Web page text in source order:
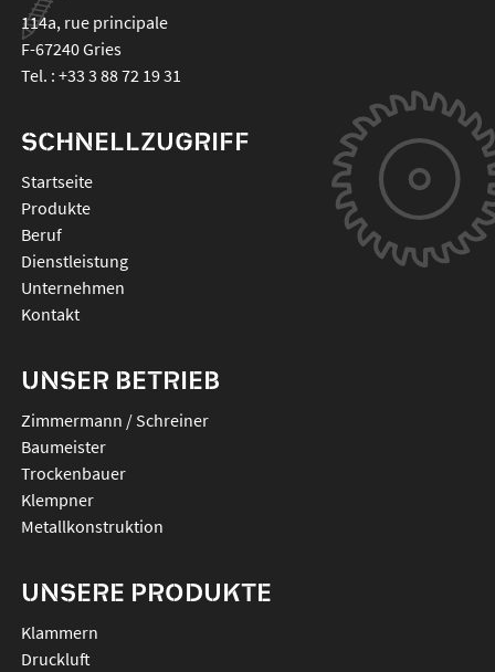
114a, rue principale
F-67240Gries
Tel. : +33 3 88 72 19 31
SCHNELLZUGRIFF
Startseite
Produkte
Beruf
Dienstleistung
Unternehmen
Kontakt
UNSER BETRIEB
Zimmermann / Schreiner
Baumeister
Trockenbauer
Klempner
Metallkonstruktion
UNSERE PRODUKTE
klammern
druckluft